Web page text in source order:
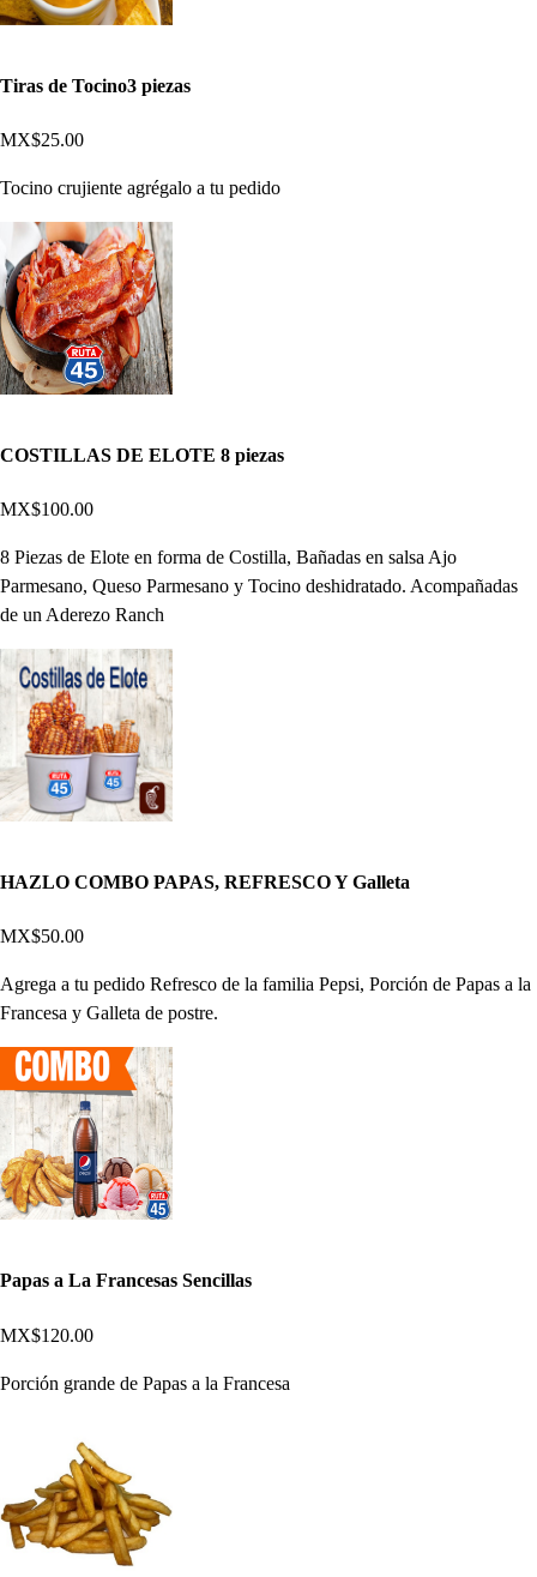
Tiras de Tocino3 piezas
MX$25.00
Tocino crujiente agrégalo a tu pedido
COSTILLAS DE ELOTE 8 piezas
MX$100.00
8 Piezas de Elote en forma de Costilla, Bañadas en salsa Ajo
Parmesano, Queso Parmesano y Tocino deshidratado. Acompañadas
de un Aderezo Ranch
HAZLO COMBO PAPAS, REFRESCO Y Galleta
MX$50.00
Agrega a tu pedido Refresco de la familia Pepsi, Porción de Papas a la
Francesa y Galleta de postre.
Papas a La Francesas Sencillas
MX$120.00
Porción grande de Papas a la Francesa